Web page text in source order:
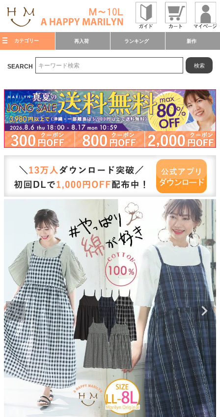
カテゴリー 再入荷 ランキング 新作
SEARCH 検索